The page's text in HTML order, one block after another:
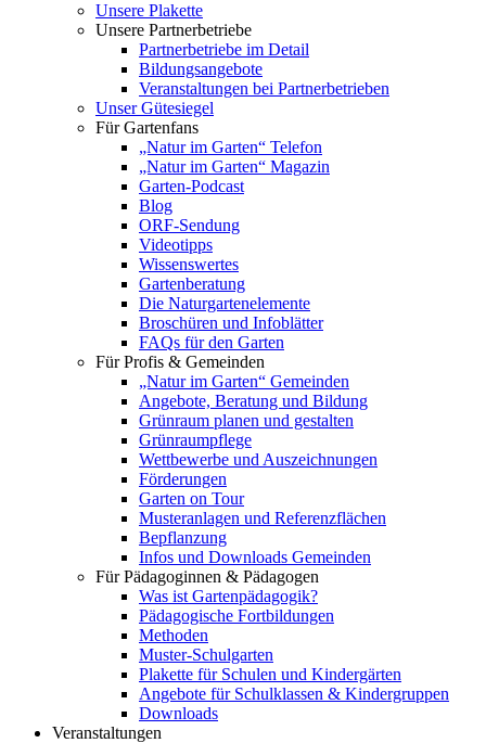
Unsere Plakette
Unsere Partnerbetriebe
Partnerbetriebe im Detail
Bildungsangebote
Veranstaltungen bei Partnerbetrieben
Unser Gütesiegel
Für Gartenfans
„Natur im Garten“ Telefon
„Natur im Garten“ Magazin
Garten-Podcast
Blog
ORF-Sendung
Videotipps
Wissenswertes
Gartenberatung
Die Naturgartenelemente
Broschüren und Infoblätter
FAQs für den Garten
Für Profis & Gemeinden
„Natur im Garten“ Gemeinden
Angebote, Beratung und Bildung
Grünraum planen und gestalten
Grünraumpflege
Wettbewerbe und Auszeichnungen
Förderungen
Garten on Tour
Musteranlagen und Referenzflächen
Bepflanzung
Infos und Downloads Gemeinden
Für Pädagoginnen & Pädagogen
Was ist Gartenpädagogik?
Pädagogische Fortbildungen
Methoden
Muster-Schulgarten
Plakette für Schulen und Kindergärten
Angebote für Schulklassen & Kindergruppen
Downloads
Veranstaltungen